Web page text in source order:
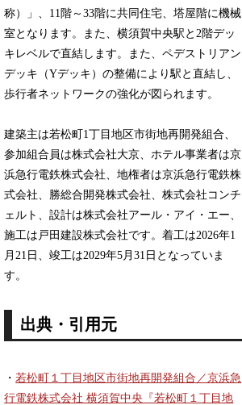
称）」、11階～33階に共同住宅、塔屋階に機械
室となります。また、横須賀中央駅と2階デッ
キレベルで直結します。また、ペデストリアン
デッキ（Yデッキ）の整備により駅と直結し、
歩行者ネットワークの強化が図られます。
建築主は若松町1丁目地区市街地再開発組合、
参加組合員は株式会社大京、ホテル事業者は京
浜急行電鉄株式会社、地権者は京浜急行電鉄株
式会社、勝総合開発株式会社、株式会社コンチ
ェルト、設計は株式会社アール・アイ・エー、
施工は戸田建設株式会社です。着工は2026年1
月21日、竣工は2029年5月31日となっていま
す。
出典・引用元
・若松町１丁目地区市街地再開発組合／京浜急
行電鉄株式会社 横須賀中央『若松町１丁目地